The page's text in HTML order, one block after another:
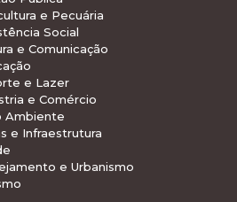
e Pecuária
Social
e Comunicação
e Lazer
e Comércio
Ambiente
e Infraestrutura
e Urbanismo